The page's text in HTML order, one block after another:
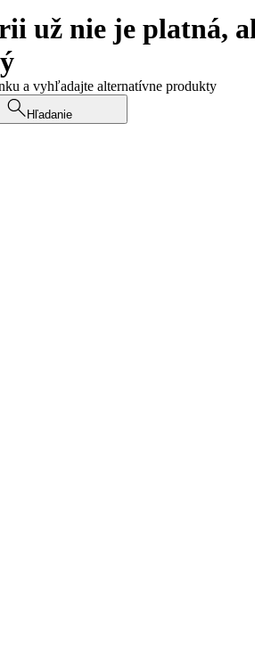
už nie je platná,
a vyhľadajte alternatívne produkty
Hľadanie